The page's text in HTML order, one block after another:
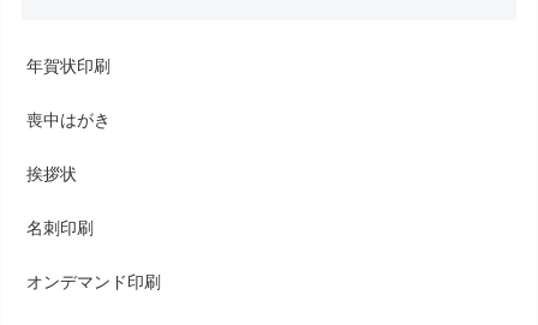
年賀状印刷
喪中はがき
挨拶状
名刺印刷
オンデマンド印刷